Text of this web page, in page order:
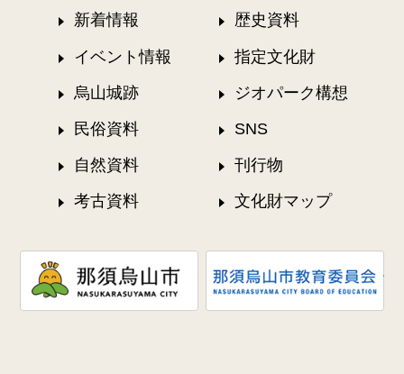
新着情報
イベント情報
烏山城跡
民俗資料
自然資料
考古資料
歴史資料
指定文化財
ジオパーク構想
SNS
刊行物
文化財マップ
那須烏山市